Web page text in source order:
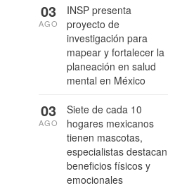
INSP presenta
proyecto de
investigación para
mapear y fortalecer la
planeación en salud
mental en México
03
AGO
Siete de cada 10
hogares mexicanos
tienen mascotas,
especialistas destacan
beneficios físicos y
emocionales
03
AGO